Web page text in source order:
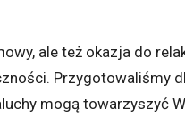
ale też okazja do
Przygotowaliśmy
mogą towarzyszyć